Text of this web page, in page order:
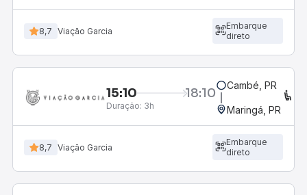
8,7 Viação Garcia
Embarque
direto
15:10 18:10
Duração: 3h
Cambé, PR
Maringá, PR
8,7 Viação Garcia
Embarque
direto